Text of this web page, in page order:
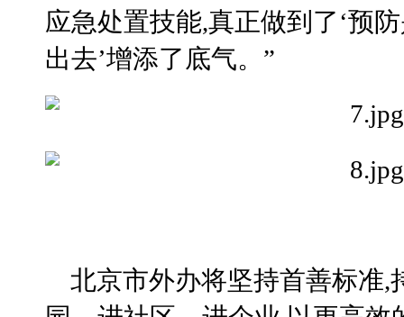
应急处置技能,真正做到了‘预
出去’增添了底气。”
北京市外办将坚持首善标准,